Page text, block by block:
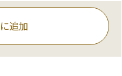
追加